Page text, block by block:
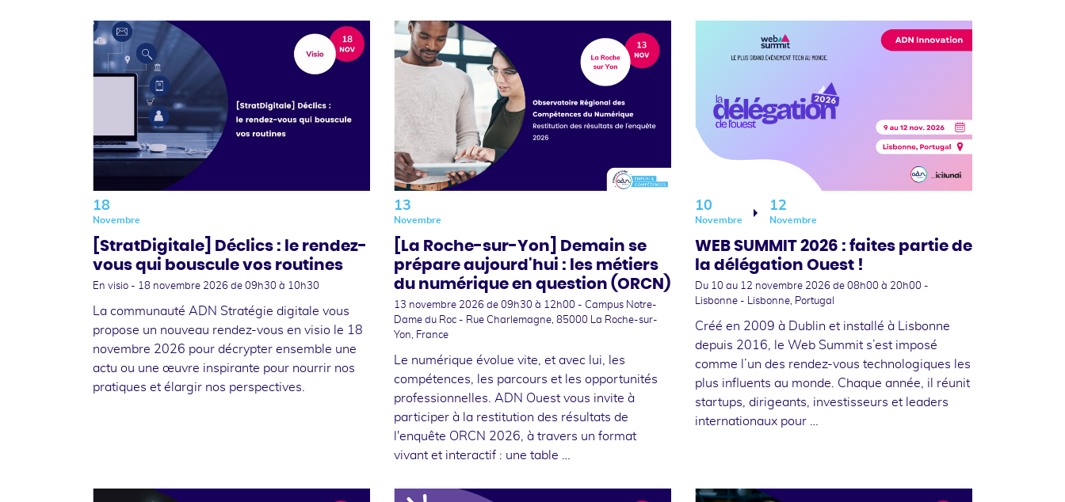
18
Novembre
[StratDigitale] Déclics : le rendez-
vous qui bouscule vos routines
En visio - 18 novembre 2026 de 09h30 à 10h30
La communauté ADN Stratégie digitale vous
propose un nouveau rendez-vous en visio le 18
novembre 2026 pour décrypter ensemble une
actu ou une œuvre inspirante pour nourrir nos
pratiques et élargir nos perspectives.
13
Novembre
[La Roche-sur-Yon] Demain se
prépare aujourd'hui : les métiers
du numérique en question (ORCN)
13 novembre 2026 de 09h30 à 12h00 - Campus Notre-
Dame du Roc - Rue Charlemagne, 85000 La Roche-sur-
Yon, France
Le numérique évolue vite, et avec lui, les
compétences, les parcours et les opportunités
professionnelles. ADN Ouest vous invite à
participer à la restitution des résultats de
l'enquête ORCN 2026, à travers un format
vivant et interactif : une table …
10
Novembre
12
Novembre
WEB SUMMIT 2026 : faites partie de
la délégation Ouest !
Du 10 au 12 novembre 2026 de 08h00 à 20h00 -
Lisbonne - Lisbonne, Portugal
Créé en 2009 à Dublin et installé à Lisbonne
depuis 2016, le Web Summit s’est imposé
comme l’un des rendez-vous technologiques les
plus influents au monde. Chaque année, il réunit
startups, dirigeants, investisseurs et leaders
internationaux pour …